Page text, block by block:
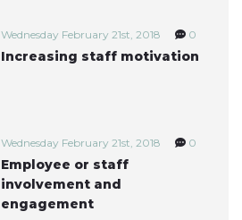
Wednesday February 21st, 2018 0
Increasing staff motivation
Wednesday February 21st, 2018 0
Employee or staff
involvement and
engagement